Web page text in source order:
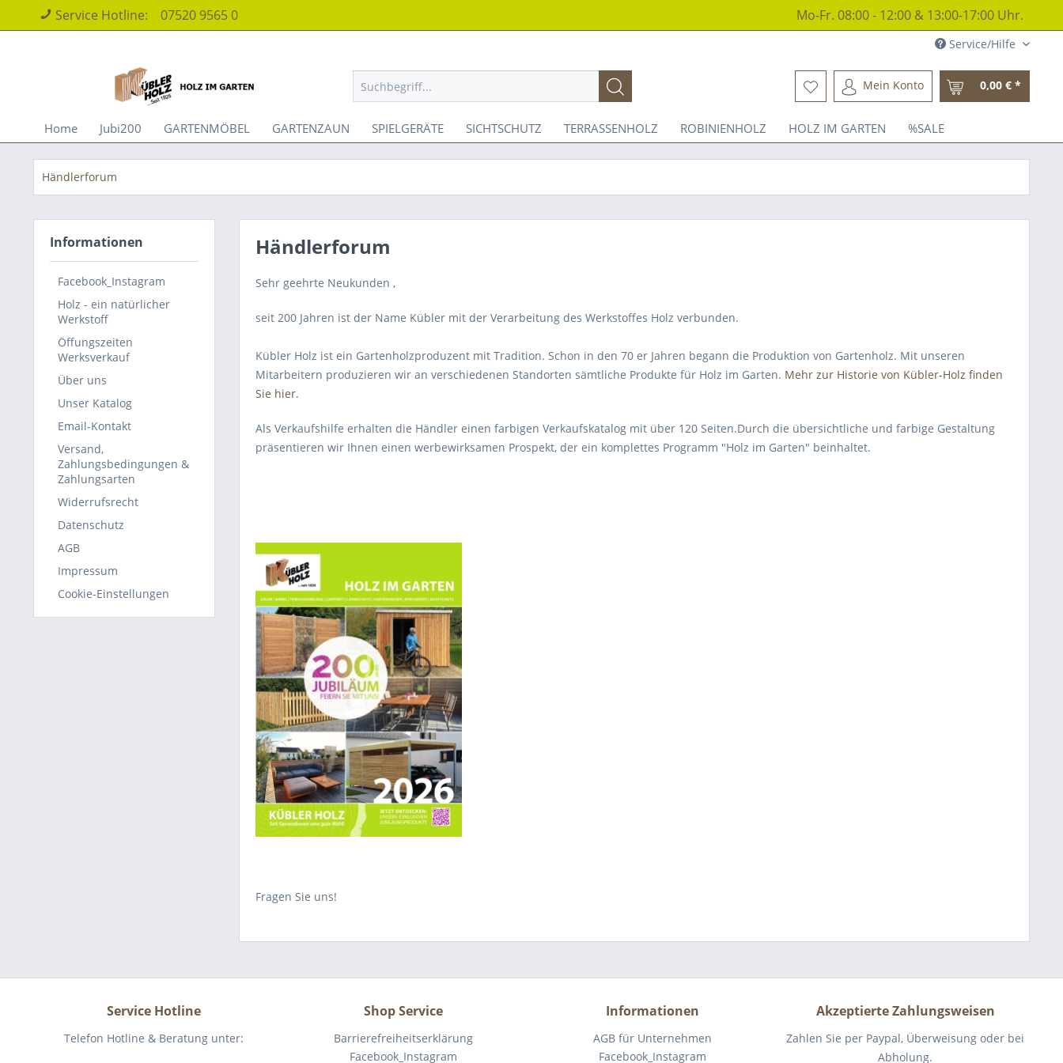
Service Hotline: 07520 9565 0 Mo-Fr. 08:00 - 12:00 & 13:00-17:00 Uhr.
Service/Hilfe
Mein Konto 0,00 € *
Home Jubi200 GARTENMÖBEL GARTENZAUN SPIELGERÄTE SICHTSCHUTZ TERRASSENHOLZ ROBINIENHOLZ HOLZ IM GARTEN %SALE
Händlerforum
Informationen
Facebook_Instagram
Holz - ein natürlicher
Werkstoff
Öffungszeiten
Werksverkauf
Über uns
Unser Katalog
Email-Kontakt
Versand,
Zahlungsbedingungen &
Zahlungsarten
Widerrufsrecht
Datenschutz
AGB
Impressum
Cookie-Einstellungen
Händlerforum
Sehr geehrte Neukunden ,
seit 200 Jahren ist der Name Kübler mit der Verarbeitung des Werkstoffes Holz verbunden.
Kübler Holz ist ein Gartenholzproduzent mit Tradition. Schon in den 70 er Jahren begann die Produktion von Gartenholz. Mit unseren
Mitarbeitern produzieren wir an verschiedenen Standorten sämtliche Produkte für Holz im Garten. Mehr zur Historie von Kübler-Holz finden
Sie hier.
Als Verkaufshilfe erhalten die Händler einen farbigen Verkaufskatalog mit über 120 Seiten.Durch die übersichtliche und farbige Gestaltung
präsentieren wir Ihnen einen werbewirksamen Prospekt, der ein komplettes Programm "Holz im Garten" beinhaltet.
Fragen Sie uns!
Service Hotline
Telefon Hotline & Beratung unter:
Shop Service
Barrierefreiheitserklärung
Facebook_Instagram
Informationen
AGB für Unternehmen
Facebook_Instagram
Akzeptierte Zahlungsweisen
Zahlen Sie per Paypal, Überweisung oder bei
Abholung.